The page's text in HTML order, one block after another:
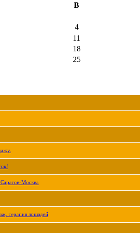
В
4
11
18
25
Москва
терапия лошадей